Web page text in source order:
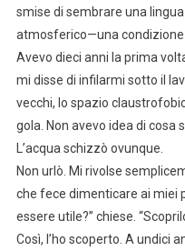
smise di sembrare una
atmosferico—una condizione
Avevo dieci anni la prima
mi disse di infilarmi sotto il
vecchi, lo spazio
gola. Non avevo idea di cosa
L’acqua schizzò ovunque.
Non urlò. Mi rivolse
che fece dimenticare ai miei
essere utile?” chiese.
Così, l’ho scoperto. A undici